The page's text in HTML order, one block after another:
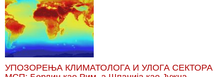
УПОЗОРЕЊА КЛИМАТОЛОГА И УЛОГА СЕКТОРА